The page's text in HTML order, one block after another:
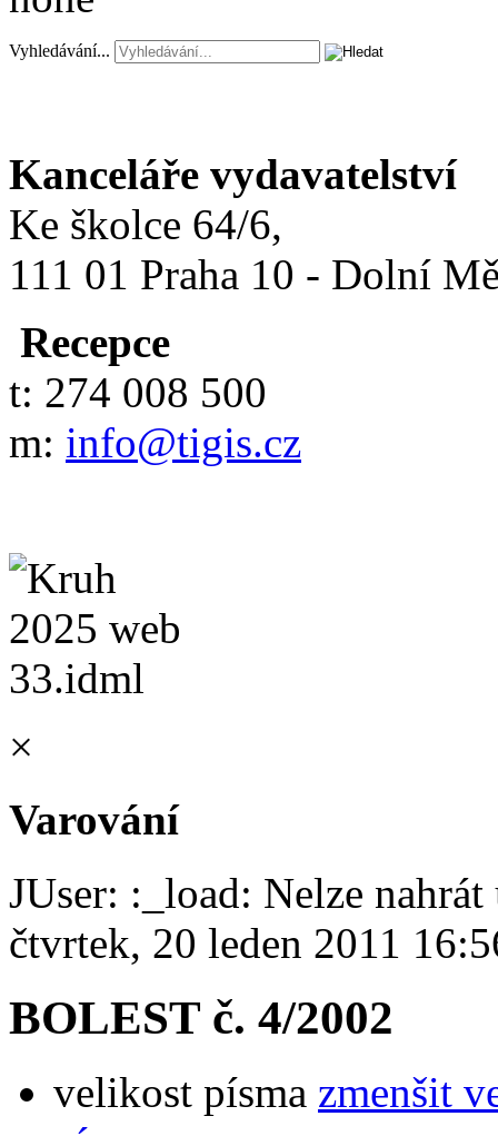
Vyhledávání...
Kanceláře vydavatelství
Ke školce 64/6,
111 01 Praha 10 - Dolní
Recepce
t: 274 008 500
m: info@tigis.cz
×
Varování
JUser: :_load: Nelze
čtvrtek, 20 leden 2011
BOLEST č. 4/2002
velikost písma zmenšit